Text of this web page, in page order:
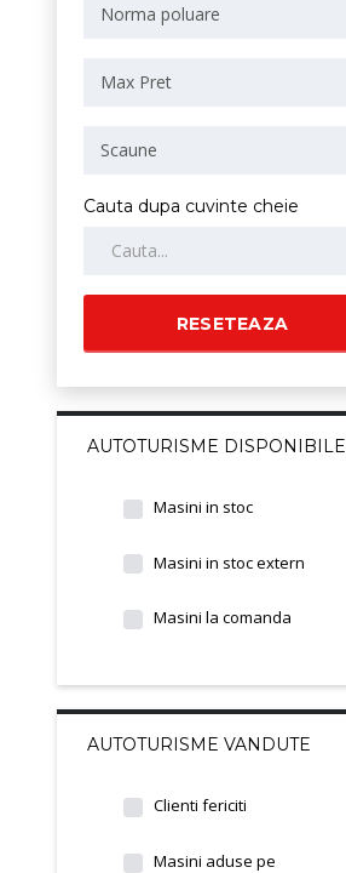
Norma poluare
Max Pret
Scaune
Cauta dupa cuvinte cheie
RESETEAZA
AUTOTURISME DISPONIBILE
Masini in stoc
Masini in stoc extern
Masini la comanda
AUTOTURISME VANDUTE
Clienti fericiti
Masini aduse pe